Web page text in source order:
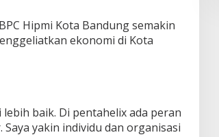
Hipmi Kota Bandung semakin
ekonomi di Kota
baik. Di pentahelix ada peran
yakin individu dan organisasi